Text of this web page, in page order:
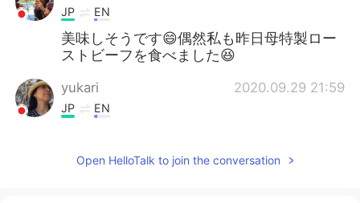
JP EN
美味しそうです😄偶然私も昨日母特製ロー
ストビーフを食べました😆
yukari 2020.09.29 21:59
JP EN
getting hungry!
Open HelloTalk to join the conversation